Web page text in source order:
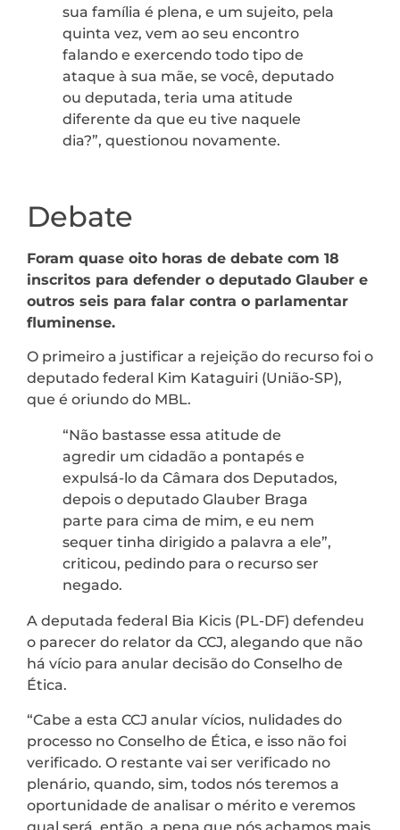
sua família é plena, e um sujeito, pela
quinta vez, vem ao seu encontro
falando e exercendo todo tipo de
ataque à sua mãe, se você, deputado
ou deputada, teria uma atitude
diferente da que eu tive naquele
dia?”, questionou novamente.
Debate
Foram quase oito horas de debate com 18
inscritos para defender o deputado Glauber e
outros seis para falar contra o parlamentar
fluminense.
O primeiro a justificar a rejeição do recurso foi o
deputado federal Kim Kataguiri (União-SP),
que é oriundo do MBL.
“Não bastasse essa atitude de
agredir um cidadão a pontapés e
expulsá-lo da Câmara dos Deputados,
depois o deputado Glauber Braga
parte para cima de mim, e eu nem
sequer tinha dirigido a palavra a ele”,
criticou, pedindo para o recurso ser
negado.
A deputada federal Bia Kicis (PL-DF) defendeu
o parecer do relator da CCJ, alegando que não
há vício para anular decisão do Conselho de
Ética.
“Cabe a esta CCJ anular vícios, nulidades do
processo no Conselho de Ética, e isso não foi
verificado. O restante vai ser verificado no
plenário, quando, sim, todos nós teremos a
oportunidade de analisar o mérito e veremos